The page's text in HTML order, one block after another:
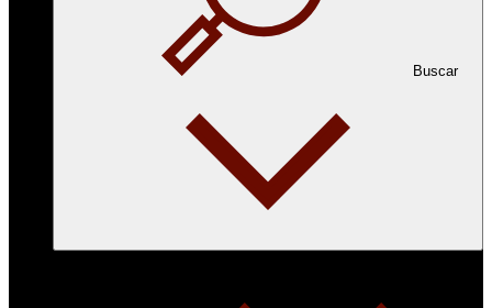
Buscar